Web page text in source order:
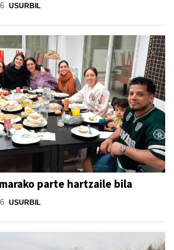
USURBIL
parte hartzaile bila
USURBIL